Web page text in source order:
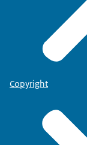
Copyright